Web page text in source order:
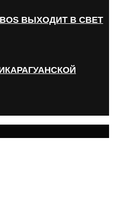
ВЫХОДИТ В СВЕТ